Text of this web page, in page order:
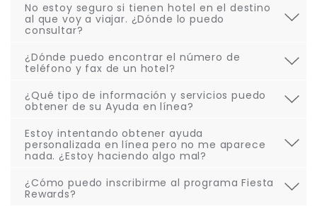
No estoy seguro si tienen hotel en el destino
al que voy a viajar. ¿Dónde lo puedo
consultar?
¿Dónde puedo encontrar el número de
teléfono y fax de un hotel?
¿Qué tipo de información y servicios puedo
obtener de su Ayuda en línea?
Estoy intentando obtener ayuda
personalizada en línea pero no me aparece
nada. ¿Estoy haciendo algo mal?
¿Cómo puedo inscribirme al programa Fiesta
Rewards?